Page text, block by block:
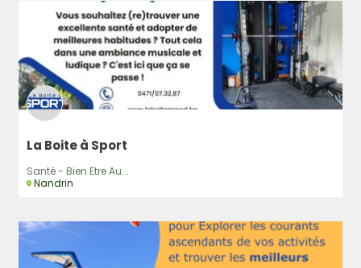
La Boite à Sport
Santé - Bien Etre Au...
Nandrin